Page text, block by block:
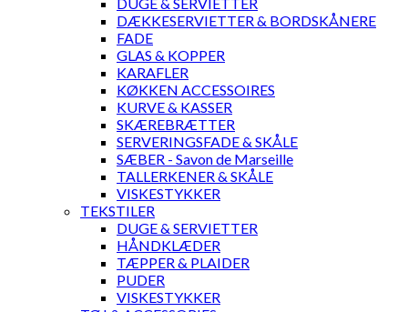
DÆKKESERVIETTER & BORDSKÅNERE
FADE
GLAS & KOPPER
KARAFLER
KØKKEN ACCESSOIRES
KURVE & KASSER
SKÆREBRÆTTER
SERVERINGSFADE & SKÅLE
SÆBER - Savon de Marseille
TALLERKENER & SKÅLE
VISKESTYKKER
TEKSTILER
DUGE & SERVIETTER
HÅNDKLÆDER
TÆPPER & PLAIDER
PUDER
VISKESTYKKER